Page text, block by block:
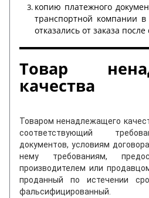
копию платежного
транспортной компании
отказались от заказа
Товар
качества
Товаром ненадлежащего
соответствующий
документов, условиям
нему требованиям,
производителем или
проданный по истечении
фальсифицированный.